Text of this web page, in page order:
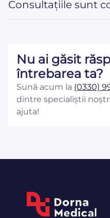
Consultațiile sunt
Nu ai găsit
întrebarea ta?
Sună acum la (0330)
dintre specialiștii
ajuta!